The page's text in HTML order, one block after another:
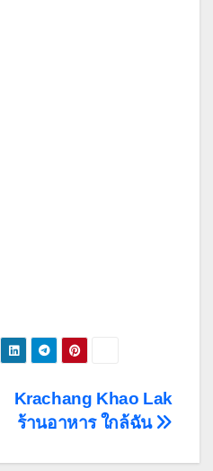
Krachang Khao Lak
ร้านอาหาร ใกล้ฉัน